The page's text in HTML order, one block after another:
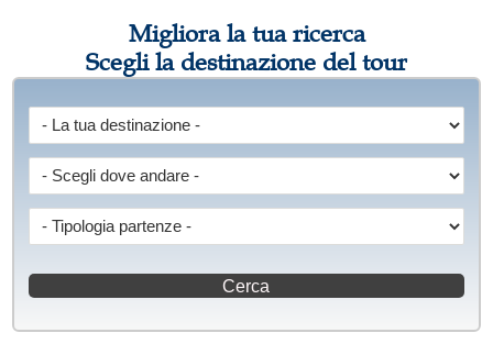
Migliora la tua ricerca
Scegli la destinazione del tour